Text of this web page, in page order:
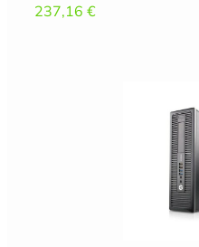
237,16 €